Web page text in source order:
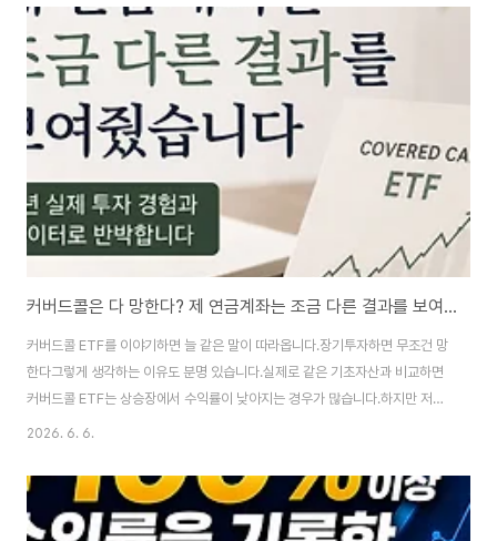
배당금 정리운용사 브랜드ETF 종목명칭코드(티커)배당주기분배금(원)분배율
(%)자산유형전략유형ACEACE 미국500데일리데일리타겟커버드콜(합
성)480030월중2302.05%주식커버드콜ACEACE 미국반도체데일리타겟
커버드콜(합성)480040월중6123.14%주식커버드콜ACEACE 미국빅테크
7+데일리타겟커버드콜(합..
커버드콜은 다 망한다? 제 연금계좌는 조금 다른 결과를 보여줬습니다
커버드콜 ETF를 이야기하면 늘 같은 말이 따라옵니다.장기투자하면 무조건 망
한다그렇게 생각하는 이유도 분명 있습니다.실제로 같은 기초자산과 비교하면
커버드콜 ETF는 상승장에서 수익률이 낮아지는 경우가 많습니다.하지만 저는
6년째 운용중인 연금계좌에서 커버드콜 ETF를 주력으로 운용하고 있고, 현재
저축 ETF 포트폴리오 공개 (링크) 특히 커버드콜 ETF는 분배금을 꾸준히 지
급하는 특성이 있기 때문에 단순 가격 상승률만으로는 실제 투자 성과를 온전
히 설명하기 어렵습니다.그래서 오늘은 "커버드콜은 장기투자하면 무조건 망
2026. 6. 6.